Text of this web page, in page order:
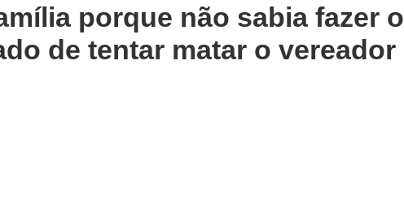
porque não sabia fazer o
de tentar matar o vereador